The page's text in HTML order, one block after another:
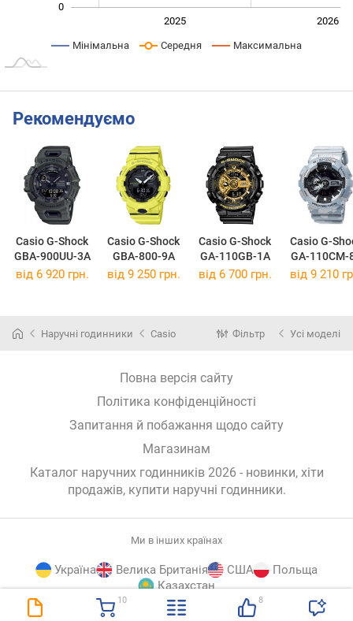
10 8
0
2025 2026
Мінімальна Середня Максимальна
Рекомендуємо
Casio G-Shock
GBA-900UU-3A
Casio G-Shock
GBA-800-9A
Casio G-Shock
GA-110GB-1A
Casio G-
GA-110CM-
від 6 920 грн. від 9 250 грн. від 6 700 грн. від 9 210
Наручні годинники Casio Фільтр Усі моделі
Повна версія сайту
Політика конфіденційності
Запитання й побажання щодо сайту
Магазинам
Каталог наручних годинників 2026 - новинки, хіти
продажів, купити наручні годинники.
Ми в інших країнах
Україна Велика Британія США
Польща
Казахстан